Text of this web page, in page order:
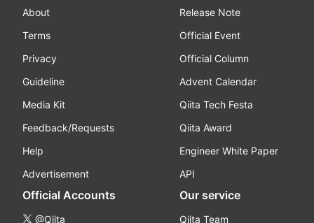
About
Terms
Privacy
Guideline
Media Kit
Feedback/Requests
Help
Advertisement
Release Note
Official Event
Official Column
Advent Calendar
Qiita Tech Festa
Qiita Award
Engineer White Paper
API
Official Accounts
@Qiita
Our service
Qiita Team